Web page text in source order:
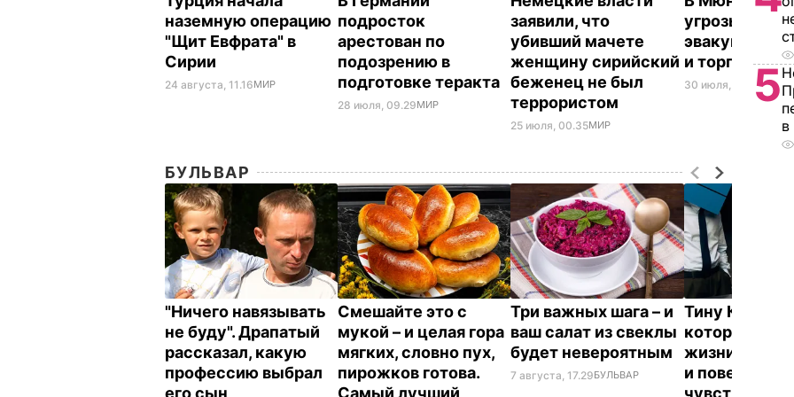
наземную операцию
"Щит Евфрата" в
Сирии
24 августа, 11.16МИР
подросток
арестован по
подозрению в
подготовке теракта
28 июля, 09.29МИР
заявили, что
убивший мачете
женщину сирийский
беженец не был
террористом
25 июля, 00.35МИР
угрозы
и торговый
30 июля, 21.15МИР
БУЛЬВАР
"Ничего навязывать
не буду". Драпатый
рассказал, какую
профессию выбрал
его сын
Смешайте это с
мукой – и целая гора
мягких, словно пух,
пирожков готова.
Самый лучший
Три важных шага – и
ваш салат из свеклы
будет невероятным
7 августа, 17.29БУЛЬВАР
Тину Кароль,
которая
жизни
и поверила
чувствам",
5
в